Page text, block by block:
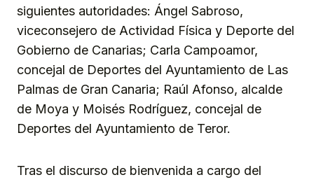
siguientes autoridades: Ángel Sabroso,
viceconsejero de Actividad Física y Deporte del
Gobierno de Canarias; Carla Campoamor,
concejal de Deportes del Ayuntamiento de Las
Palmas de Gran Canaria; Raúl Afonso, alcalde
de Moya y Moisés Rodríguez, concejal de
Deportes del Ayuntamiento de Teror.
Tras el discurso de bienvenida a cargo del